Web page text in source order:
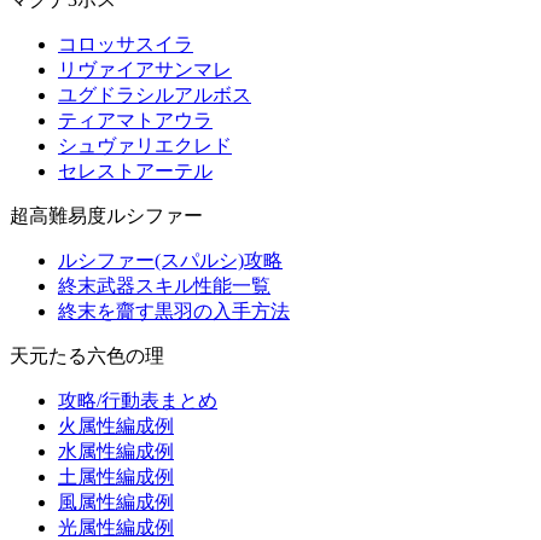
コロッサスイラ
リヴァイアサンマレ
ユグドラシルアルボス
ティアマトアウラ
シュヴァリエクレド
セレストアーテル
超高難易度ルシファー
ルシファー(スパルシ)攻略
終末武器スキル性能一覧
終末を齎す黒羽の入手方法
天元たる六色の理
攻略/行動表まとめ
火属性編成例
水属性編成例
土属性編成例
風属性編成例
光属性編成例